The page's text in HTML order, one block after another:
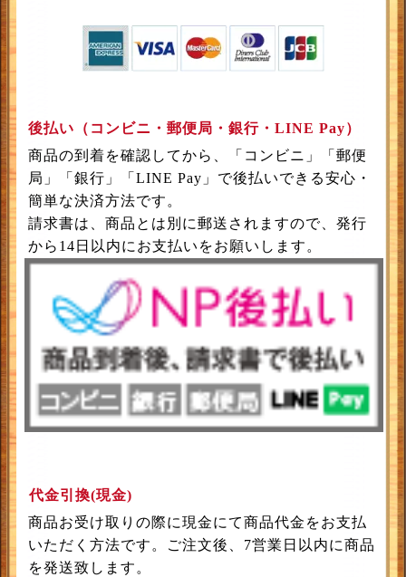
後払い（コンビニ・郵便局・銀行・LINE Pay）
商品の到着を確認してから、「コンビニ」「郵便
局」「銀行」「LINE Pay」で後払いできる安心・
簡単な決済方法です。
請求書は、商品とは別に郵送されますので、発行
から14日以内にお支払いをお願いします。
代金引換(現金)
商品お受け取りの際に現金にて商品代金をお支払
いただく方法です。ご注文後、7営業日以内に商品
を発送致します。